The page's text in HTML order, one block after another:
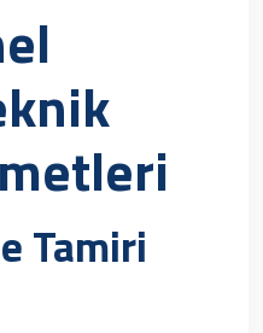
Tamiri